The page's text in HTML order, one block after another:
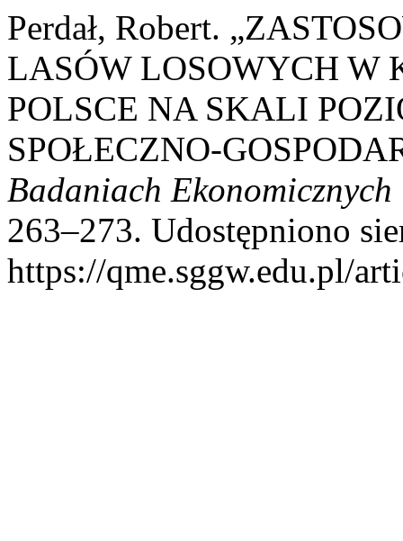
Perdał, Robert.
LASÓW LOSOWYCH
POLSCE NA SKALI
SPOŁECZNO-
Badaniach Ekonomicznych
263–273. Udostępniono
https://qme.sggw.edu.pl/